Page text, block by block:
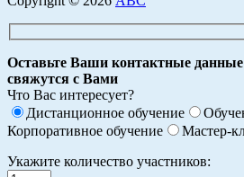
Оставьте Ваши контактные
свяжутся с Вами
Что Вас интересует?
Дистанционное обучение
Корпоративное обучение
Мастер-
Укажите количество участников: